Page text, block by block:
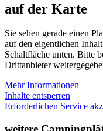
auf der Karte
Sie sehen gerade einen
auf den eigentlichen
Schaltfläche unten. Bitte
Drittanbieter
Mehr Informationen
Inhalte entsperren
Erforderlichen Service